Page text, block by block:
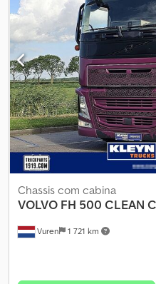
cabina diurna, tipo de
número de lugares:2, carga
carga máxima permitida por
fabrico:2017
, *CAMIÃO
EIXO ELEVÁVEL E DIRECIONAL,
INTEGRAL, PLATAFORMA
Tsbbsck
Vuren 1 721 km
Chassis com cabina
VOLVO FH 500 CLEAN